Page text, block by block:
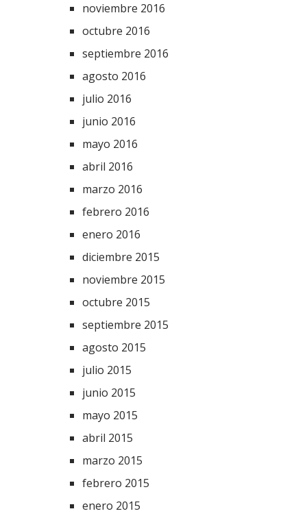
noviembre 2016
octubre 2016
septiembre 2016
agosto 2016
julio 2016
junio 2016
mayo 2016
abril 2016
marzo 2016
febrero 2016
enero 2016
diciembre 2015
noviembre 2015
octubre 2015
septiembre 2015
agosto 2015
julio 2015
junio 2015
mayo 2015
abril 2015
marzo 2015
febrero 2015
enero 2015